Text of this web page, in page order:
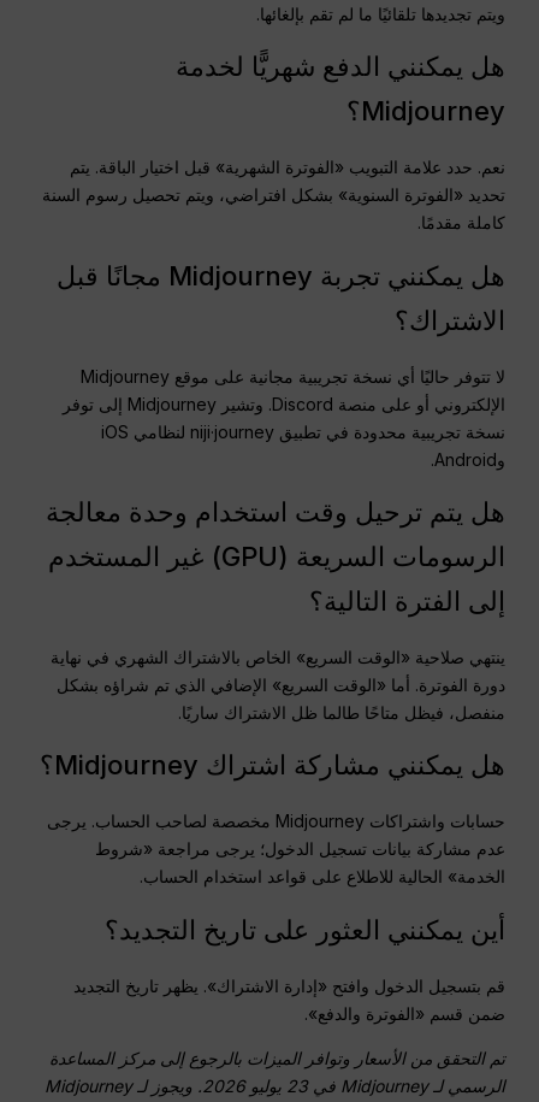
ويتم تجديدها تلقائيًا ما لم تقم بإلغائها.
هل يمكنني الدفع شهريًّا لخدمة
Midjourney؟
نعم. حدد علامة التبويب «الفوترة الشهرية» قبل اختيار الباقة. يتم
تحديد «الفوترة السنوية» بشكل افتراضي، ويتم تحصيل رسوم السنة
كاملة مقدمًا.
هل يمكنني تجربة Midjourney مجانًا قبل
الاشتراك؟
لا تتوفر حاليًا أي نسخة تجريبية مجانية على موقع Midjourney
الإلكتروني أو على منصة Discord. وتشير Midjourney إلى توفر
نسخة تجريبية محدودة في تطبيق niji·journey لنظامي iOS
وAndroid.
هل يتم ترحيل وقت استخدام وحدة معالجة
الرسومات السريعة (GPU) غير المستخدم
إلى الفترة التالية؟
ينتهي صلاحية «الوقت السريع» الخاص بالاشتراك الشهري في نهاية
دورة الفوترة. أما «الوقت السريع» الإضافي الذي تم شراؤه بشكل
منفصل، فيظل متاحًا طالما ظل الاشتراك ساريًا.
هل يمكنني مشاركة اشتراك Midjourney؟
حسابات واشتراكات Midjourney مخصصة لصاحب الحساب. يرجى
عدم مشاركة بيانات تسجيل الدخول؛ يرجى مراجعة «شروط
الخدمة» الحالية للاطلاع على قواعد استخدام الحساب.
أين يمكنني العثور على تاريخ التجديد؟
قم بتسجيل الدخول وافتح «إدارة الاشتراك». يظهر تاريخ التجديد
ضمن قسم «الفوترة والدفع».
تم التحقق من الأسعار وتوافر الميزات بالرجوع إلى مركز المساعدة
الرسمي لـ Midjourney في 23 يوليو 2026. ويجوز لـ Midjourney